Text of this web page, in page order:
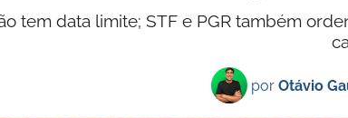
tem data limite; STF e PGR também
por Otávio